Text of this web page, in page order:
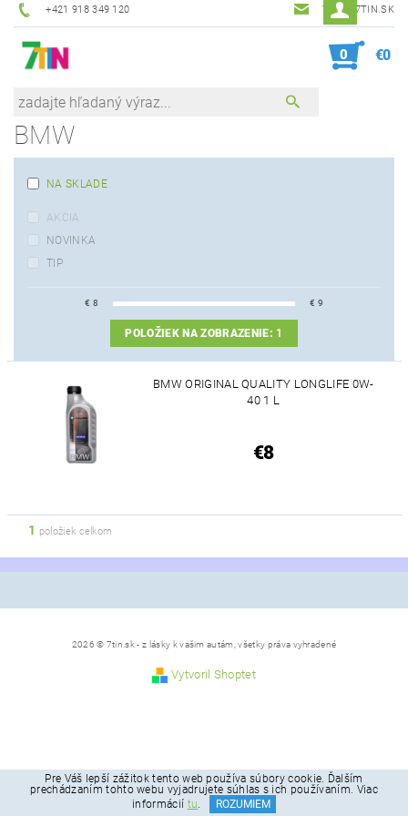
+421 918 349 120 7TIN@7TIN.SK
0 €0
BMW
NA SKLADE
AKCIA
NOVINKA
TIP
€ 8 € 9
POLOŽIEK NA ZOBRAZENIE: 1
BMW ORIGINAL QUALITY LONGLIFE 0W-
40 1 L
€8
1 položiek celkom
2026 © 7tin.sk - z lásky k vašim autám, všetky práva vyhradené
Vytvoril Shoptet
Pre Váš lepší zážitok tento web používa súbory cookie. Ďalším
prechádzaním tohto webu vyjadrujete súhlas s ich používaním. Viac
informácií tu ROZUMIEM